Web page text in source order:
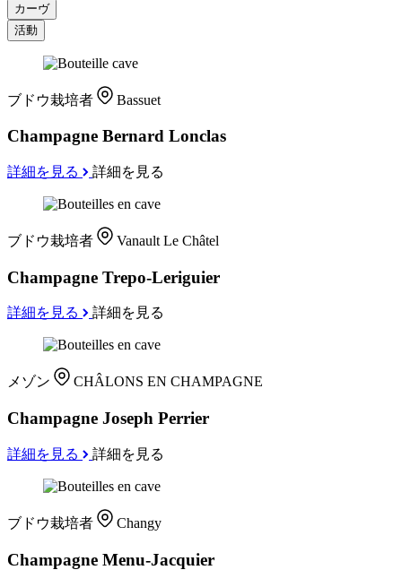
カーヴ
活動
ブドウ栽培者 Bassuet
Champagne Bernard Lonclas
詳細を見る 詳細を見る
ブドウ栽培者 Vanault Le Châtel
Champagne Trepo-Leriguier
詳細を見る 詳細を見る
メゾン CHÂLONS EN CHAMPAGNE
Champagne Joseph Perrier
詳細を見る 詳細を見る
ブドウ栽培者 Changy
Champagne Menu-Jacquier